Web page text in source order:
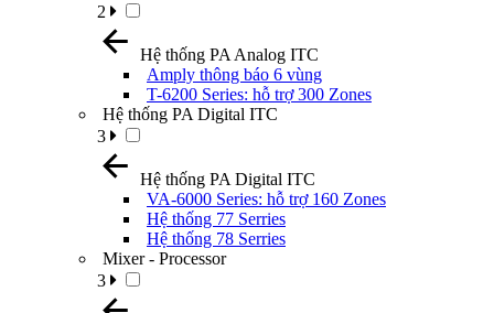
2
Hệ thống PA Analog ITC
Amply thông báo 6 vùng
T-6200 Series: hỗ trợ 300 Zones
Hệ thống PA Digital ITC
3
Hệ thống PA Digital ITC
VA-6000 Series: hỗ trợ 160 Zones
Hệ thống 77 Serries
Hệ thống 78 Serries
Mixer - Processor
3